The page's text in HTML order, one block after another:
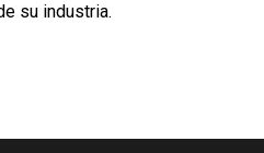
para el